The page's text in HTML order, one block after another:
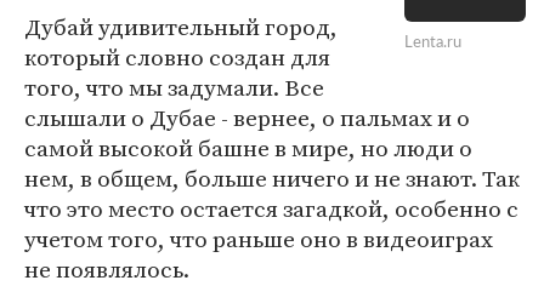
Lenta.ru
Дубай удивительный город,
который словно создан для
того, что мы задумали. Все
слышали о Дубае - вернее, о пальмах и о
самой высокой башне в мире, но люди о
нем, в общем, больше ничего и не знают. Так
что это место остается загадкой, особенно с
учетом того, что раньше оно в видеоиграх
не появлялось.